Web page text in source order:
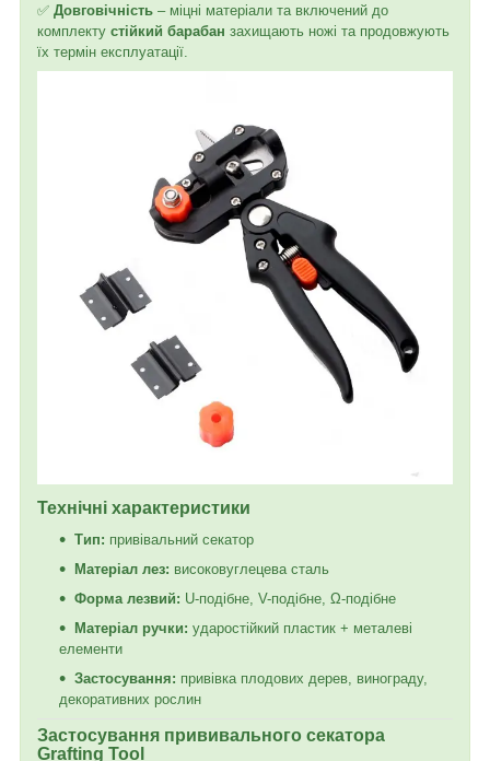
✅ Довговічність – міцні матеріали та включений до
комплекту стійкий барабан захищають ножі та продовжують
їх термін експлуатації.
Технічні характеристики
Тип: привівальний секатор
Матеріал лез: високовуглецева сталь
Форма лезвий: U-подібне, V-подібне, Ω-подібне
Матеріал ручки: ударостійкий пластик + металеві
елементи
Застосування: привівка плодових дерев, винограду,
декоративних рослин
Застосування прививального секатора
Grafting Tool